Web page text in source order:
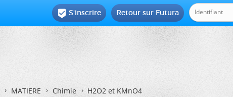
Retour sur Futura
 S'inscrire
MATIERE Chimie H2O2 et KMnO4